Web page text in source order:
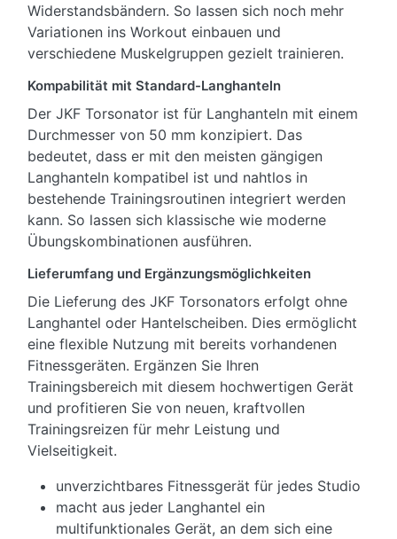
Widerstandsbändern. So lassen sich noch mehr
Variationen ins Workout einbauen und
verschiedene Muskelgruppen gezielt trainieren.
Kompabilität mit Standard-Langhanteln
Der JKF Torsonator ist für Langhanteln mit einem
Durchmesser von 50 mm konzipiert. Das
bedeutet, dass er mit den meisten gängigen
Langhanteln kompatibel ist und nahtlos in
bestehende Trainingsroutinen integriert werden
kann. So lassen sich klassische wie moderne
Übungskombinationen ausführen.
Lieferumfang und Ergänzungsmöglichkeiten
Die Lieferung des JKF Torsonators erfolgt ohne
Langhantel oder Hantelscheiben. Dies ermöglicht
eine flexible Nutzung mit bereits vorhandenen
Fitnessgeräten. Ergänzen Sie Ihren
Trainingsbereich mit diesem hochwertigen Gerät
und profitieren Sie von neuen, kraftvollen
Trainingsreizen für mehr Leistung und
Vielseitigkeit.
unverzichtbares Fitnessgerät für jedes Studio
macht aus jeder Langhantel ein
multifunktionales Gerät, an dem sich eine